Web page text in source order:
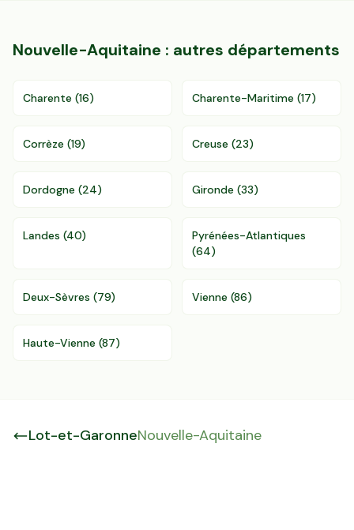
Nouvelle-Aquitaine : autres départements
Charente (16) Charente-Maritime (17)
Corrèze (19) Creuse (23)
Dordogne (24) Gironde (33)
Landes (40)
Pyrénées-Atlantiques
(64)
Deux-Sèvres (79) Vienne (86)
Haute-Vienne (87)
Lot-et-GaronneNouvelle-Aquitaine